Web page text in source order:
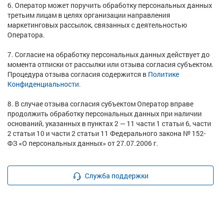
6. Оператор может поручить обработку персональных данных
третьим лицам в целях организации направления
маркетинговых рассылок, связанных с деятельностью
Оператора.
7. Согласие на обработку персональных данных действует до
момента отписки от рассылки или отзыва согласия субъектом.
Процедура отзыва согласия содержится в Политике
Конфиденциальности.
8. В случае отзыва согласия субъектом Оператор вправе
продолжить обработку персональных данных при наличии
оснований, указанных в пунктах 2 — 11 части 1 статьи 6, части
2 статьи 10 и части 2 статьи 11 Федерального закона № 152-
ФЗ «О персональных данных» от 27.07.2006 г.
Служба поддержки